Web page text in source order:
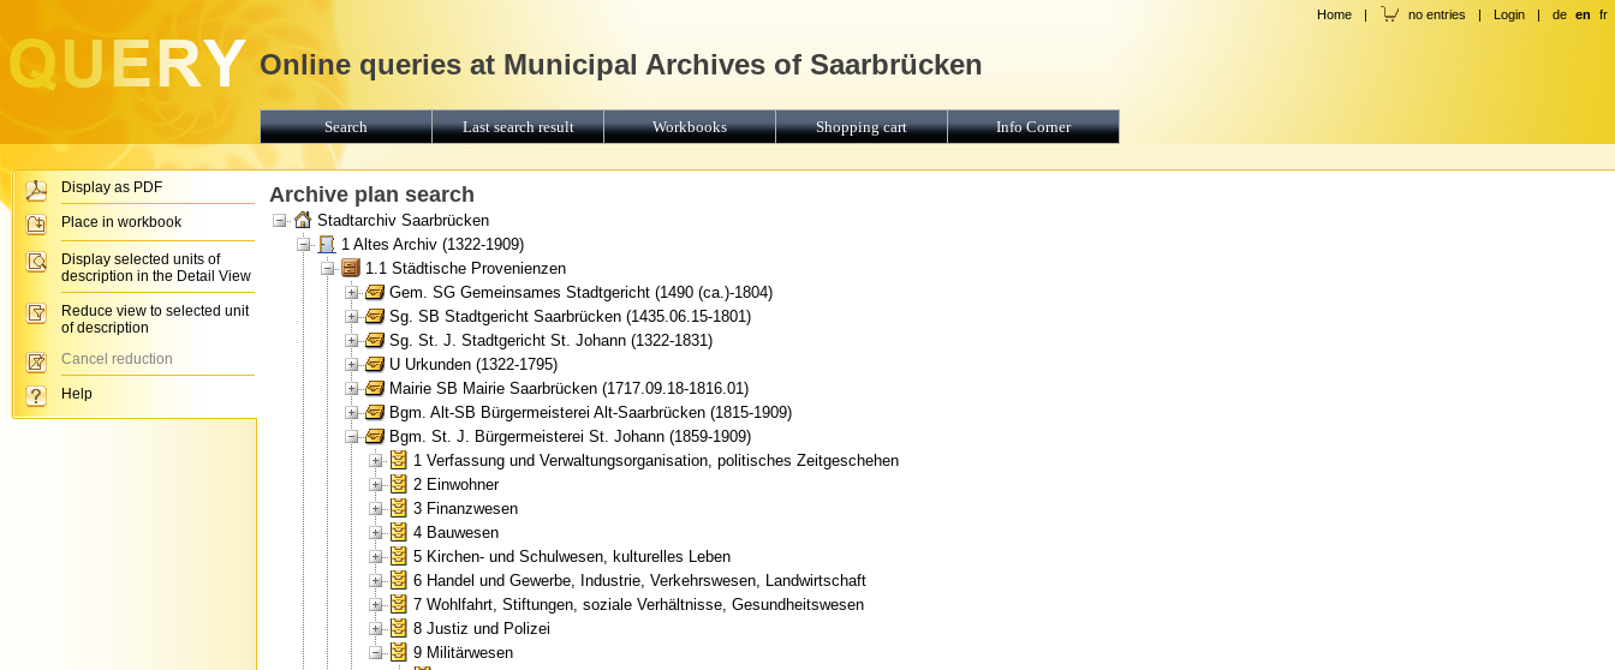
Archive plan search
Stadtarchiv Saarbrücken
1 Altes Archiv (1322-1909)
1.1 Städtische Provenienzen
Gem. SG Gemeinsames Stadtgericht (1490 (ca.)-1804)
Sg. SB Stadtgericht Saarbrücken (1435.06.15-1801)
Sg. St. J. Stadtgericht St. Johann (1322-1831)
U Urkunden (1322-1795)
Mairie SB Mairie Saarbrücken (1717.09.18-1816.01)
Bgm. Alt-SB Bürgermeisterei Alt-Saarbrücken (1815-1909)
Bgm. St. J. Bürgermeisterei St. Johann (1859-1909)
1 Verfassung und Verwaltungsorganisation, politisches Zeitgeschehen
2 Einwohner
3 Finanzwesen
4 Bauwesen
5 Kirchen- und Schulwesen, kulturelles Leben
6 Handel und Gewerbe, Industrie, Verkehrswesen, Landwirtschaft
7 Wohlfahrt, Stiftungen, soziale Verhältnisse, Gesundheitswesen
8 Justiz und Polizei
9 Militärwesen
Home | no entries | Login | de en fr
Online queries at Municipal Archives of Saarbrücken
Search Last search result Workbooks Shopping cart Info Corner
Display as PDF
Place in workbook
Display selected units of
description in the Detail View
Reduce view to selected unit
of description
Cancel reduction
Help